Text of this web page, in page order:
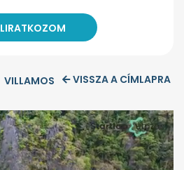
VILLAMOS VISSZA A CÍMLAPRA